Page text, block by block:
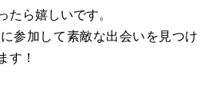
たら嬉しいです。
参加して素敵な出会いを見つけ
す！